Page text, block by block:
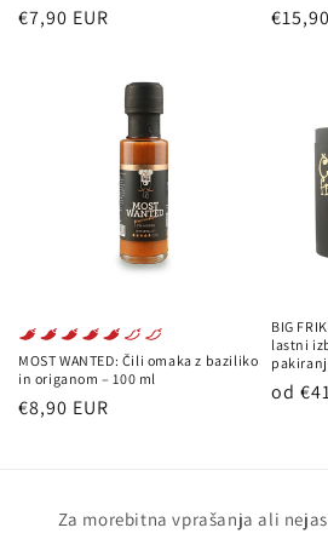
Redna
€7,90 EUR
Redna
MOST WANTED: Čili omaka z baziliko
in origanom – 100 ml
Redna
€8,90 EUR
BIG
lastni
Redna
od
Za morebitna vprašanja ali